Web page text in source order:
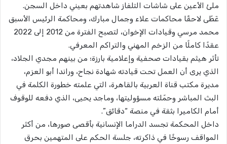
ملئ الأعين على شاشات التلفاز شاهدتهم بعيني داخل السجن.
غَطّى لاحقًا محاكمات علاء وجمال مبارك، ومحاكمة الرئيس الأسبق
محمد مرسي وقيادات الإخوان، لتصبح الفترة من 2012 إلى 2022
عقدًا كاملًا من الزخم المهني والتراكم المعرفي.
تأثر هيثم بقيادات صحفية وإعلامية بارزة؛ من بينهم مجدي الجلاد،
الذي يرى أن العمل تحت قيادته شهادة نجاح، وراندا أبو العزم،
مديرة مكتب قناة العربية بالقاهرة، التي علمته خطورة الكلمة في
البث المباشر وحمّلته مسؤوليتها، وماجد يحيى، الذي دفعه للوقوف
أمام الكاميرا بثقة في منصة “دقائق”.
داخل المحكمة تجسد الدراما الإنسانية بأقصى صورها، من أكثر
المواقف رسوخًا في ذاكرته، جلسة الحكم على المتهمين بحرق